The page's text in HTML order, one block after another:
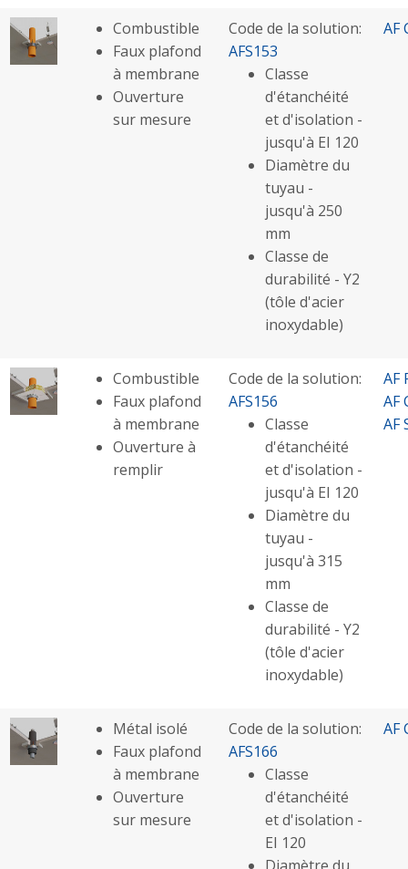
Combustible
Faux plafond
à membrane
Ouverture
sur mesure
Code de la solution:
AFS153
Classe
d'étanchéité
et d'isolation -
jusqu'à EI 120
Diamètre du
tuyau -
jusqu'à 250
mm
Classe de
durabilité - Y2
(tôle d'acier
inoxydable)
AF
Combustible
Faux plafond
à membrane
Ouverture à
remplir
Code de la solution:
AFS156
Classe
d'étanchéité
et d'isolation -
jusqu'à EI 120
Diamètre du
tuyau -
jusqu'à 315
mm
Classe de
durabilité - Y2
(tôle d'acier
inoxydable)
AF
AF
AF
Métal isolé
Faux plafond
à membrane
Ouverture
sur mesure
Code de la solution:
AFS166
Classe
d'étanchéité
et d'isolation -
EI 120
AF